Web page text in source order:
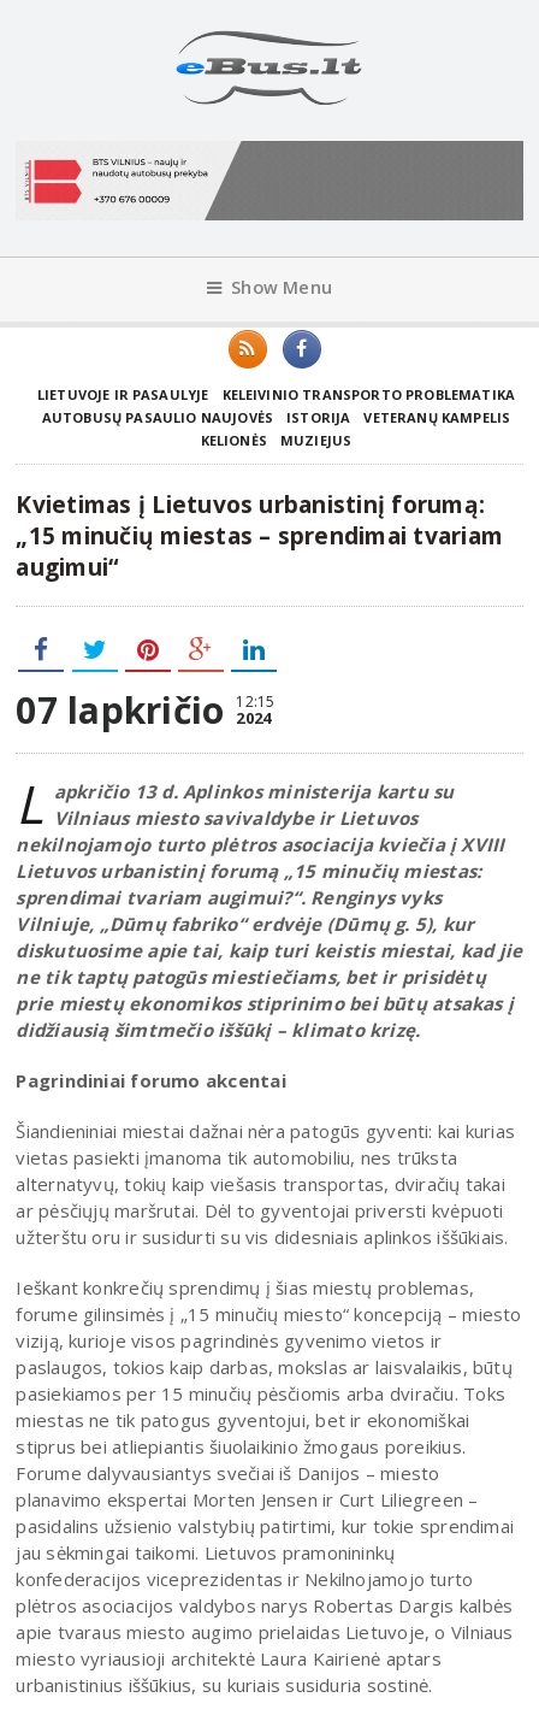
Show Menu
LIETUVOJE IR PASAULYJE
KELEIVINIO TRANSPORTO PROBLEMATIKA
AUTOBUSŲ PASAULIO NAUJOVĖS
ISTORIJA
VETERANŲ KAMPELIS
KELIONĖS
MUZIEJUS
Kvietimas į Lietuvos urbanistinį forumą:
„15 minučių miestas – sprendimai tvariam
augimui“
07 lapkričio 12:15
2024
L apkričio 13 d. Aplinkos ministerija kartu su
Vilniaus miesto savivaldybe ir Lietuvos
nekilnojamojo turto plėtros asociacija kviečia į XVIII
Lietuvos urbanistinį forumą „15 minučių miestas:
sprendimai tvariam augimui?“. Renginys vyks
Vilniuje, „Dūmų fabriko“ erdvėje (Dūmų g. 5), kur
diskutuosime apie tai, kaip turi keistis miestai, kad jie
ne tik taptų patogūs miestiečiams, bet ir prisidėtų
prie miestų ekonomikos stiprinimo bei būtų atsakas į
didžiausią šimtmečio iššūkį – klimato krizę.
Pagrindiniai forumo akcentai
Šiandieniniai miestai dažnai nėra patogūs gyventi: kai kurias
vietas pasiekti įmanoma tik automobiliu, nes trūksta
alternatyvų, tokių kaip viešasis transportas, dviračių takai
ar pėsčiųjų maršrutai. Dėl to gyventojai priversti kvėpuoti
užterštu oru ir susidurti su vis didesniais aplinkos iššūkiais.
Ieškant konkrečių sprendimų į šias miestų problemas,
forume gilinsimės į „15 minučių miesto“ koncepciją – miesto
viziją, kurioje visos pagrindinės gyvenimo vietos ir
paslaugos, tokios kaip darbas, mokslas ar laisvalaikis, būtų
pasiekiamos per 15 minučių pėsčiomis arba dviračiu. Toks
miestas ne tik patogus gyventojui, bet ir ekonomiškai
stiprus bei atliepiantis šiuolaikinio žmogaus poreikius.
Forume dalyvausiantys svečiai iš Danijos – miesto
planavimo ekspertai Morten Jensen ir Curt Liliegreen –
pasidalins užsienio valstybių patirtimi, kur tokie sprendimai
jau sėkmingai taikomi. Lietuvos pramonininkų
konfederacijos viceprezidentas ir Nekilnojamojo turto
plėtros asociacijos valdybos narys Robertas Dargis kalbės
apie tvaraus miesto augimo prielaidas Lietuvoje, o Vilniaus
miesto vyriausioji architektė Laura Kairienė aptars
urbanistinius iššūkius, su kuriais susiduria sostinė.